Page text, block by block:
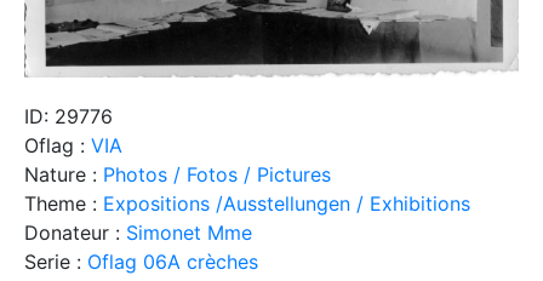
ID: 29776
Oflag : VIA
Nature : Photos / Fotos / Pictures
Theme : Expositions /Ausstellungen / Exhibitions
Donateur : Simonet Mme
Serie : Oflag 06A crèches